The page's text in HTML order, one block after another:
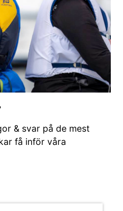
& svar på de mest
få inför våra